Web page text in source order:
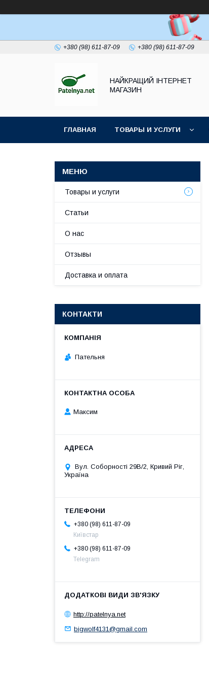
+380 (98) 611-87-09 +380 (98) 611-87-09
НАЙКРАЩИЙ ІНТЕРНЕТ
МАГАЗИН
ГЛАВНАЯ ТОВАРЫ И УСЛУГИ
Товары и услуги
Статьи
О нас
Отзывы
Доставка и оплата
КОНТАКТИ
Пательня
Максим
Вул. Соборності 29В/2, Кривий Ріг,
Україна
+380 (98) 611-87-09
Київстар
+380 (98) 611-87-09
Telegram
http://patelnya.net
bigwolf4131@gmail.com